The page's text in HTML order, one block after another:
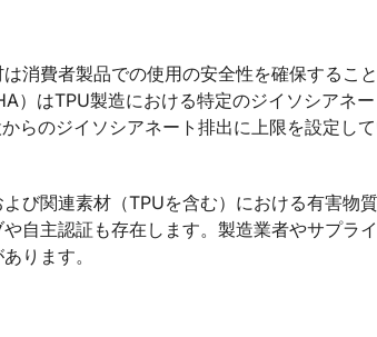
消費者製品での使用の安全性を確保するこ
）はTPU製造における特定のジイソシアネ
らのジイソシアネート排出に上限を設定して
び関連素材（TPUを含む）における有害物
自主認証も存在します。製造業者やサプラ
ります。